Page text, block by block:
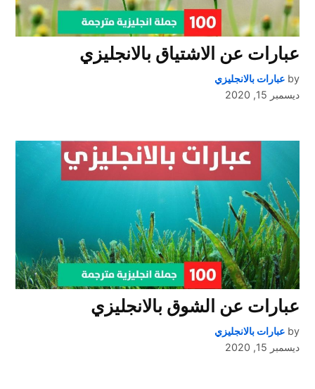
عبارات عن الاشتياق بالانجليزي
by عبارات بالانجليزي
ديسمبر 15, 2020
عبارات عن الشوق بالانجليزي
by عبارات بالانجليزي
ديسمبر 15, 2020